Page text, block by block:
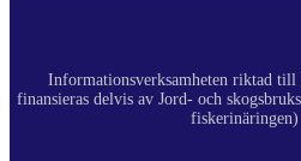
Informationsverksamheten riktad till
finansieras delvis av Jord- och
fiskerinäringen)